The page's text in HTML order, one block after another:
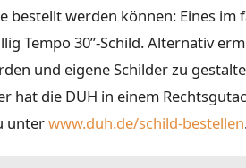
bestellt werden können: Eines im
Tempo 30”-Schild. Alternativ
und eigene Schilder zu
hat die DUH in einem
unterwww.duh.de/schild-bestellen